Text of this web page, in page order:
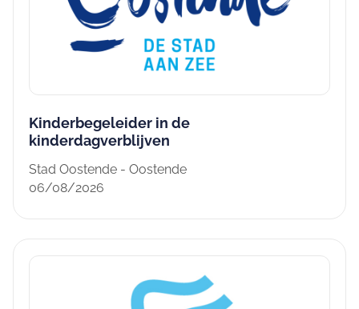
Kinderbegeleider in de
kinderdagverblijven
Stad Oostende - Oostende
06/08/2026